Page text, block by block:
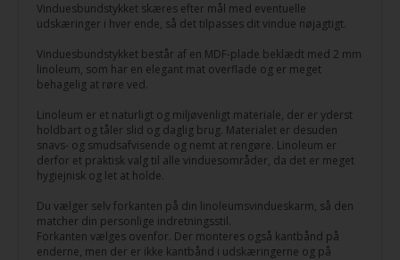
Vinduesbundstykket skæres efter mål med eventuelle
udskæringer i hver ende, så det tilpasses dit vindue nøjagtigt.
Vinduesbundstykket består af en MDF-plade beklædt med 2 mm
linoleum, som har en elegant mat overflade og er meget
behagelig at røre ved.
Linoleum er et naturligt og miljøvenligt materiale, der er yderst
holdbart og tåler slid og daglig brug. Materialet er desuden
snavs- og smudsafvisende og nemt at rengøre. Linoleum er
derfor et praktisk valg til alle vinduesområder, da det er meget
hygiejnisk og let at holde.
Du vælger selv forkanten på din linoleumsvindueskarm, så den
matcher din personlige indretningsstil.
Forkanten vælges ovenfor. Der monteres også kantbånd på
enderne, men der er ikke kantbånd i udskæringerne og på